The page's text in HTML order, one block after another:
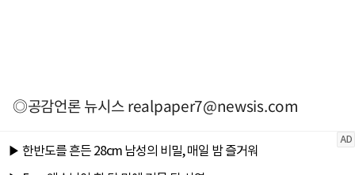
◎공감언론 뉴시스realpaper7@newsis.com